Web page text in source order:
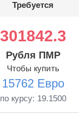
Требуется
301842.3
Рубля ПМР
Чтобы купить
15762 Евро
по курсу: 19.1500